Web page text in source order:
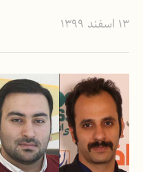
۱۳ اسفند ۱۳۹۹